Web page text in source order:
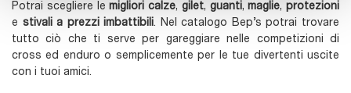
Potrai scegliere le migliori calze, gilet, guanti, maglie, protezioni
e stivali a prezzi imbattibili. Nel catalogo Bep’s potrai trovare
tutto ciò che ti serve per gareggiare nelle competizioni di
cross ed enduro o semplicemente per le tue divertenti uscite
con i tuoi amici.